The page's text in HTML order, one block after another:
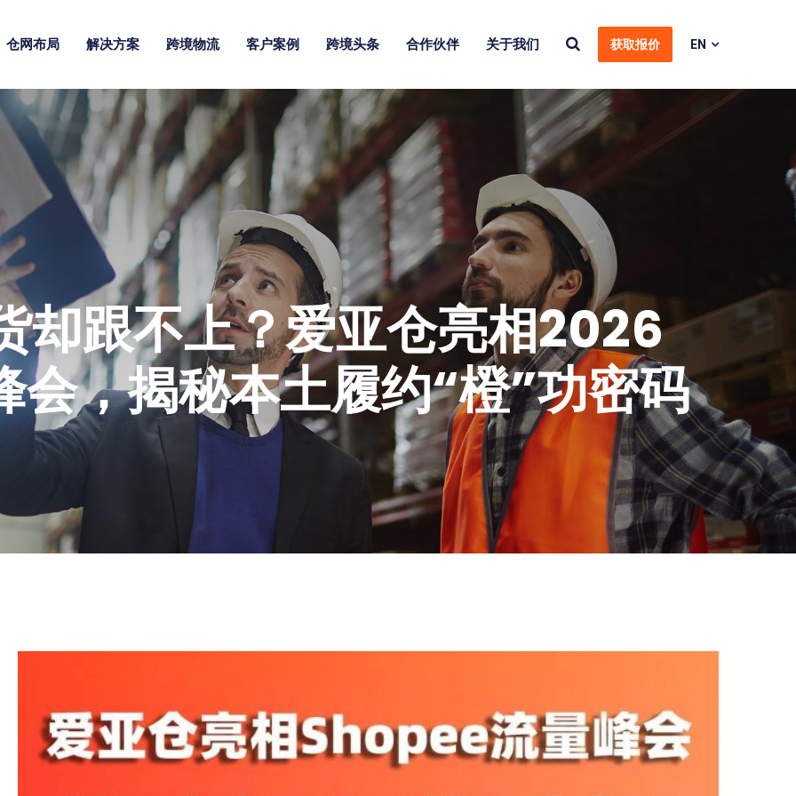
仓网布局 解决方案 跨境物流 客户案例 跨境头条 合作伙伴 关于我们 获取报价 EN
却跟不上？爱亚仓亮相2026
，揭秘本土履约“橙”功密码